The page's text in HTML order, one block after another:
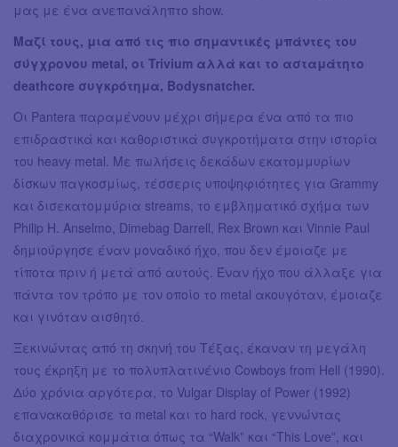
μας με ένα ανεπανάληπτο show.
Μαζί τους, μια από τις πιο σημαντικές μπάντες του
σύγχρονου metal, οι Trivium αλλά και το ασταμάτητο
deathcore συγκρότημα, Bodysnatcher.
Οι Pantera παραμένουν μέχρι σήμερα ένα από τα πιο
επιδραστικά και καθοριστικά συγκροτήματα στην ιστορία
του heavy metal. Με πωλήσεις δεκάδων εκατομμυρίων
δίσκων παγκοσμίως, τέσσερις υποψηφιότητες για Grammy
και δισεκατομμύρια streams, το εμβληματικό σχήμα των
Philip H. Anselmo, Dimebag Darrell, Rex Brown και Vinnie Paul
δημιούργησε έναν μοναδικό ήχο, που δεν έμοιαζε με
τίποτα πριν ή μετά από αυτούς. Έναν ήχο που άλλαξε για
πάντα τον τρόπο με τον οποίο το metal ακουγόταν, έμοιαζε
και γινόταν αισθητό.
Ξεκινώντας από τη σκηνή του Τέξας, έκαναν τη μεγάλη
τους έκρηξη με το πολυπλατινένιο Cowboys from Hell (1990).
Δύο χρόνια αργότερα, το Vulgar Display of Power (1992)
επανακαθόρισε το metal και το hard rock, γεννώντας
διαχρονικά κομμάτια όπως τα “Walk” και “This Love”, και